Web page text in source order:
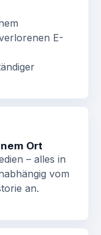
E-
Ort
– alles in
vom
an.